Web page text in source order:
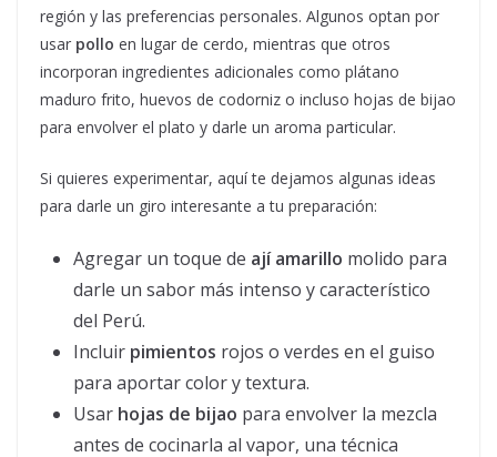
región y las preferencias personales. Algunos optan por
usar pollo en lugar de cerdo, mientras que otros
incorporan ingredientes adicionales como plátano
maduro frito, huevos de codorniz o incluso hojas de bijao
para envolver el plato y darle un aroma particular.
Si quieres experimentar, aquí te dejamos algunas ideas
para darle un giro interesante a tu preparación:
Agregar un toque de ají amarillo molido para
darle un sabor más intenso y característico
del Perú.
Incluir pimientos rojos o verdes en el guiso
para aportar color y textura.
Usar hojas de bijao para envolver la mezcla
antes de cocinarla al vapor, una técnica